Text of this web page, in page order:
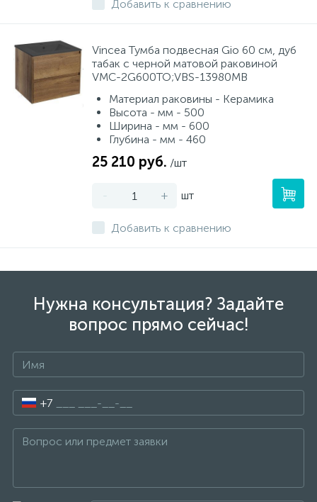
Добавить к сравнению
Vincea Тумба подвесная Gio 60 см, дуб
табак с черной матовой раковиной
VMC-2G600TO;VBS-13980MB
Материал раковины - Керамика
Высота - мм - 500
Ширина - мм - 600
Глубина - мм - 460
25 210 руб. /шт
- + шт
Добавить к сравнению
Нужна консультация? Задайте
вопрос прямо сейчас!
+7